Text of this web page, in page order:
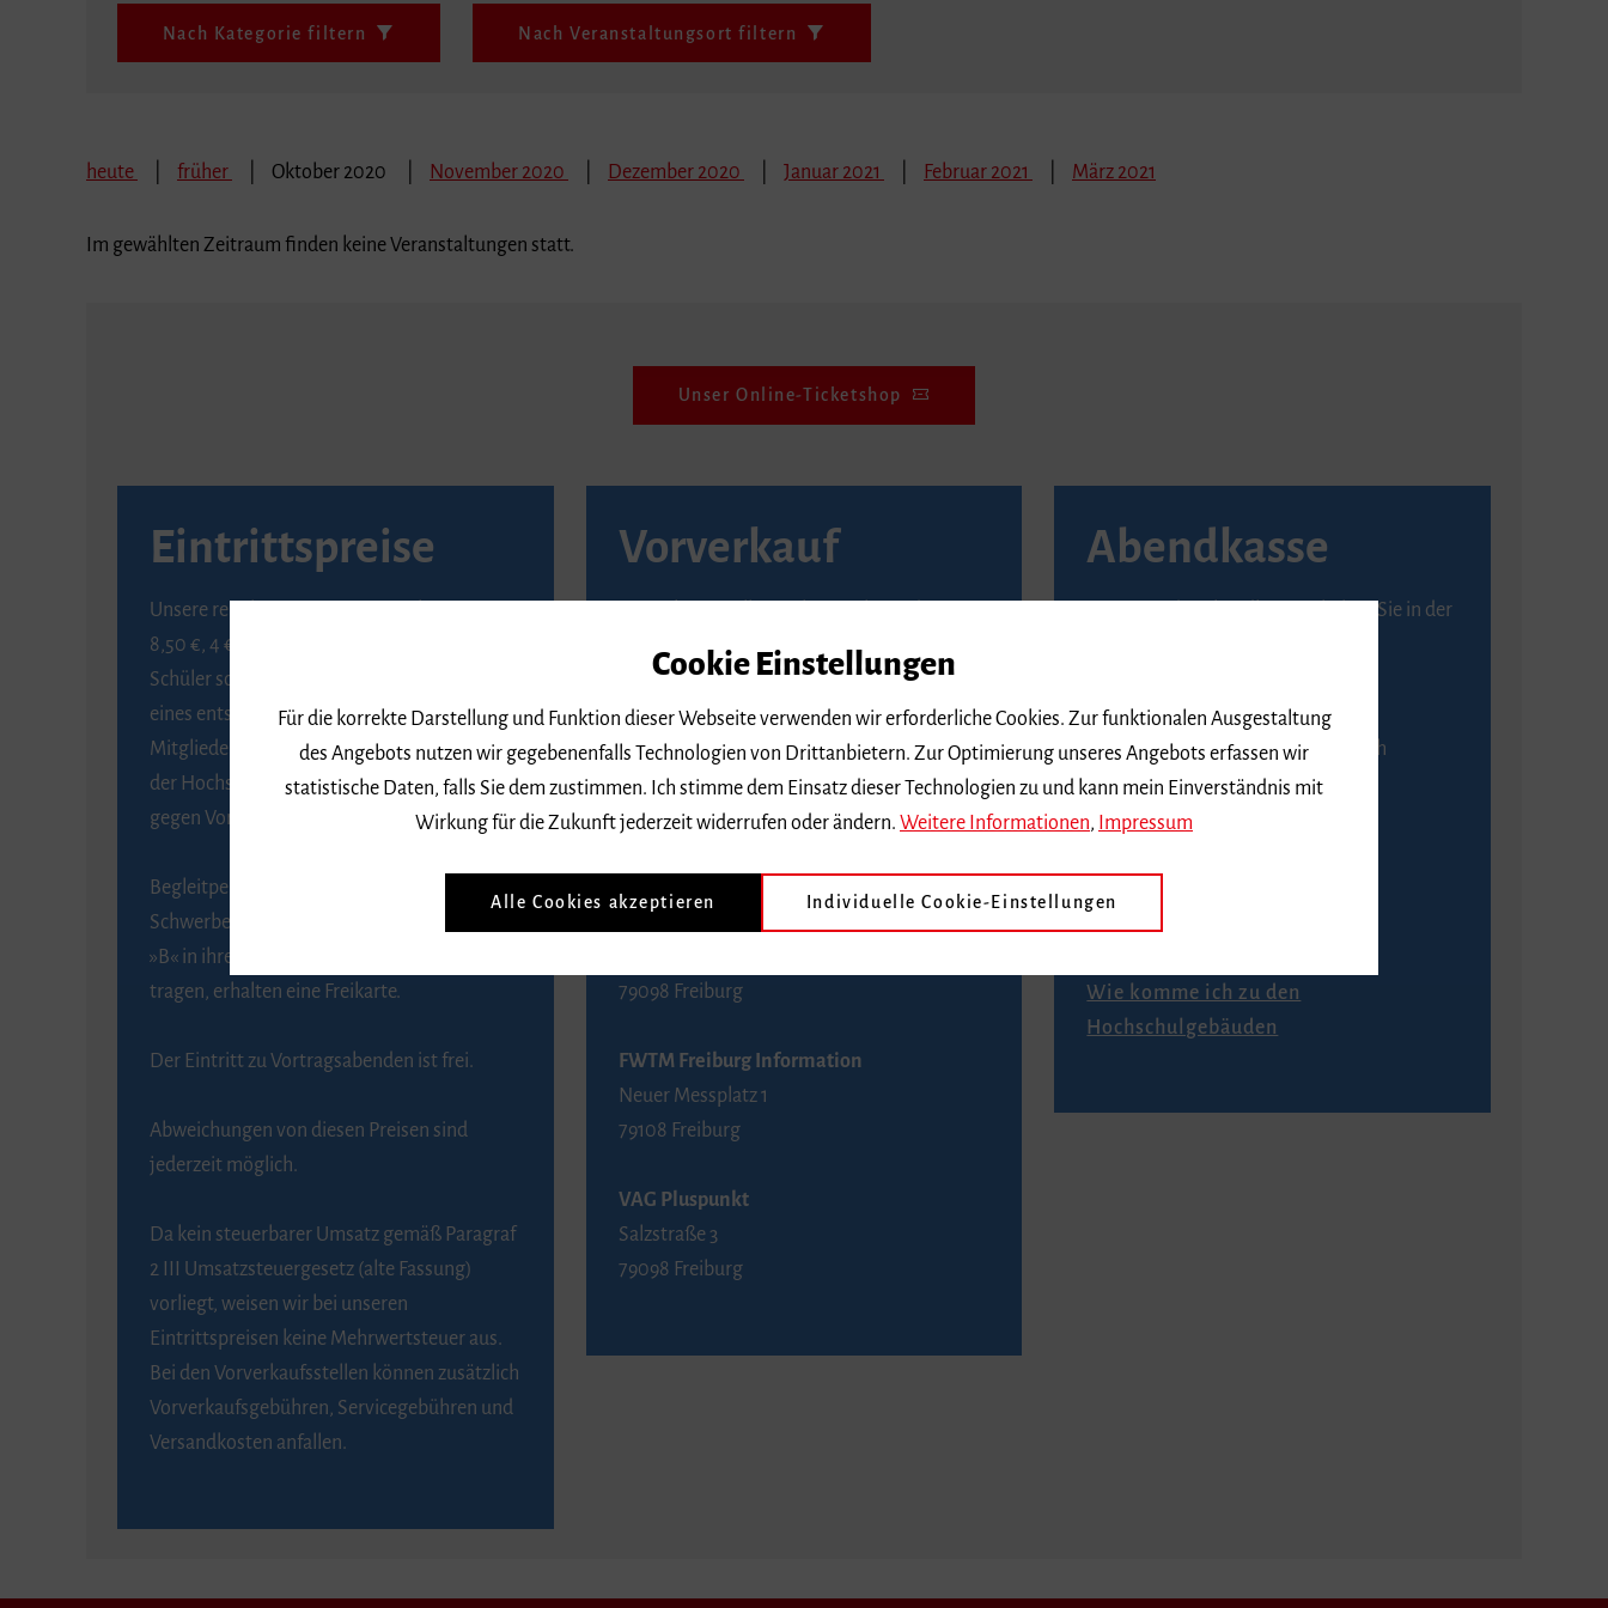
Nach Kategorie filtern Nach Veranstaltungsort filtern
heute früher Oktober 2020 November 2020 Dezember 2020 Januar 2021 Februar 2021 März 2021
Im gewählten Zeitraum finden keine Veranstaltungen statt.
Unser Online-Ticketshop
Eintrittspreise
Unsere regulären Eintrittspreise betragen
8,50 €, 4 € ermäßigt für Schülerinnen und
Schüler sowie Studierende gegen Vorlage
eines entsprechenden Nachweises, 6 € für
Mitglieder der Gesellschaft zur Förderung
der Hochschule für Musik Freiburg e. V.
gegen Vorlage des Mitgliedsausweises.
Begleitpersonen von Menschen mit
Schwerbehinderung, die das Merkzeichen
»B« in ihrem Schwerbehindertenausweis
tragen, erhalten eine Freikarte.
Der Eintritt zu Vortragsabenden ist frei.
Abweichungen von diesen Preisen sind
jederzeit möglich.
Da kein steuerbarer Umsatz gemäß Paragraf
2 III Umsatzsteuergesetz (alte Fassung)
vorliegt, weisen wir bei unseren
Eintrittspreisen keine Mehrwertsteuer aus.
Bei den Vorverkaufsstellen können zusätzlich
Vorverkaufsgebühren, Servicegebühren und
Versandkosten anfallen.
Vorverkauf
Seite von Reservix.
BZ-Kartenservice Freiburg
Kaiser-Joseph-Straße 229
79098 Freiburg
Telefon 0761 4968888 (Reservierungen sind
79098 Freiburg
FWTM Freiburg Information
Neuer Messplatz 1
79108 Freiburg
VAG Pluspunkt
Salzstraße 3
79098 Freiburg
Abendkasse
Karten an der Abendkasse erhalten Sie in der
An der Abendkasse ist ausschließlich
Barzahlung möglich.
Anfahrt
Wie komme ich zu den
Hochschulgebäuden
Cookie Einstellungen
Für die korrekte Darstellung und Funktion dieser Webseite verwenden wir erforderliche Cookies. Zur funktionalen Ausgestaltung
des Angebots nutzen wir gegebenenfalls Technologien von Drittanbietern. Zur Optimierung unseres Angebots erfassen wir
statistische Daten, falls Sie dem zustimmen. Ich stimme dem Einsatz dieser Technologien zu und kann mein Einverständnis mit
Wirkung für die Zukunft jederzeit widerrufen oder ändern. Weitere Informationen, Impressum
Alle Cookies akzeptieren Individuelle Cookie-Einstellungen